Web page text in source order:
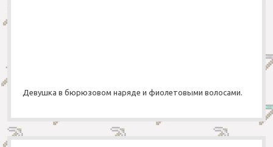
Девушка в бюрюзовом наряде и фиолетовыми волосами.